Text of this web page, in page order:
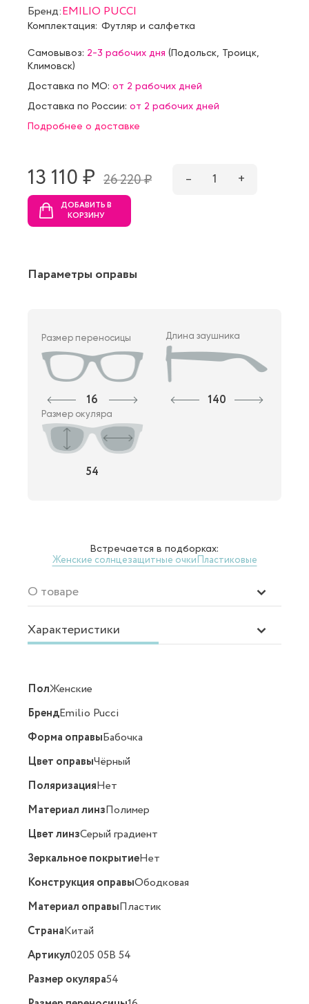
Бренд:EMILIO PUCCI
Комплектация: Футляр и салфетка
Самовывоз: 2-3 рабочих дня (Подольск Троицк
Климовск)
Доставка по МО: от 2 рабочих дней
Доставка по России: от 2 рабочих дней
Подробнее о доставке
13 110 ₷ 26 220 ₷ – 1 +
ДОБАВИТЬ В
КОРЗИНУ
Параметры оправы
Размер переносицы
16
Длина заушника
140
Размер окуляра
54
Встречается в подборках:
Женские солнцезащитные очкиПластиковые
О товаре
Характеристики
ПолЖенские
БрендEmilio Pucci
Форма оправыБабочка
Цвет оправыЧёрный
ПоляризацияНет
Материал линзПолимер
Цвет линзСерый градиент
Зеркальное покрытиеНет
Конструкция оправыОбодковая
Материал оправыПластик
СтранаКитай
Артикул0205 05B 54
Размер окуляра54